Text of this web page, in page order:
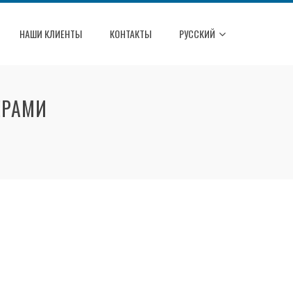
НАШИ КЛИЕНТЫ КОНТАКТЫ РУССКИЙ